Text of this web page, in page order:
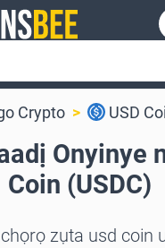
Crypto USD
Onyinye
Coin (USDC)
zụta usd coin